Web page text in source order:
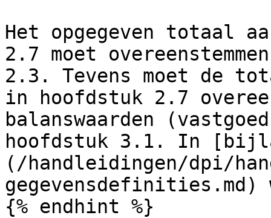
Het opgegeven totaal
2.7 moet
2.3. Tevens moet de
in hoofdstuk 2.7
balanswaarden
hoofdstuk 3.1. In
(/handleidingen/dpi/
{% endhint %}